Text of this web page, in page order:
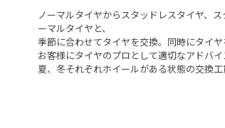
ノーマルタイヤからスタッドレスタイヤ、
ーマルタイヤと、
季節に合わせてタイヤを交換。同時にタイヤ
お客様にタイヤのプロとして適切なアドバイ
夏、冬それぞれホイールがある状態の交換工